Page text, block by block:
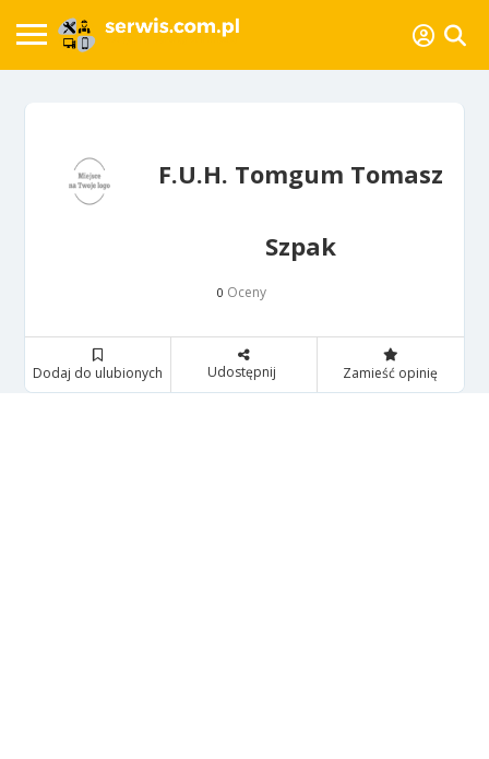
F.U.H. Tomgum Tomasz
Szpak
0 Oceny
Dodaj do ulubionych Udostępnij Zamieść opinię